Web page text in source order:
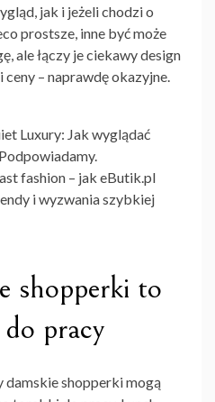
jak i jeżeli chodzi o
prostsze, inne być może
ale łączy je ciekawy design
ceny – naprawdę okazyjne.
Luxury: Jak wyglądać
fashion – jak eButik.pl
i wyzwania szybkiej
shopperki to
pracy
damskie shopperkimogą